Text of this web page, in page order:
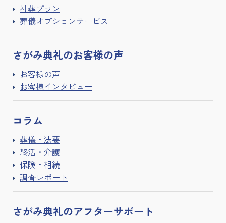
社葬プラン
葬儀オプションサービス
さがみ典礼のお客様の声
お客様の声
お客様インタビュー
コラム
葬儀・法要
終活・介護
保険・相続
調査レポート
さがみ典礼のアフターサポート